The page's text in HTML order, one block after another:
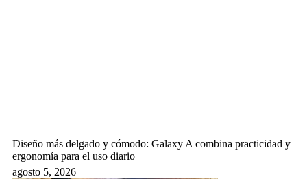
Diseño más delgado y cómodo: Galaxy A combina practicidad y
ergonomía para el uso diario
agosto 5, 2026